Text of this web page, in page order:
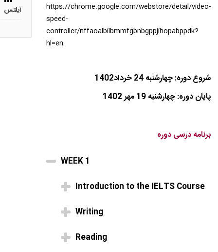
https://chrome.google.com/webstore/detail/video-
speed-
controller/nffaoalbilbmmfgbnbgppjihopabppdk?
hl=en
شروع دوره: چهارشنبه 24 خرداد1402
پایان دوره: چهارشنبه 19 مهر 1402
برنامه درسی دوره
WEEK 1
Introduction to the IELTS Course
Writing
Reading
آیلتس